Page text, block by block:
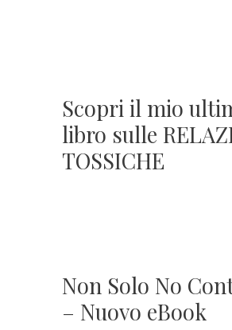
Scopri il mio
libro sulle
TOSSICHE
Non Solo No
– Nuovo eBook